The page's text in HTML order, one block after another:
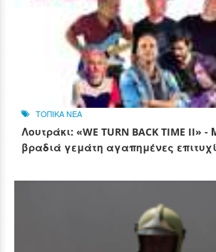
ΤΟΠΙΚΑ ΝΕΑ
Λουτράκι: «WE TURN BACK TIME II» -
βραδιά γεμάτη αγαπημένες